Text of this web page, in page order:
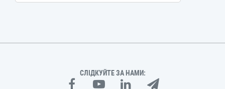
СЛІДКУЙТЕ ЗА НАМИ: